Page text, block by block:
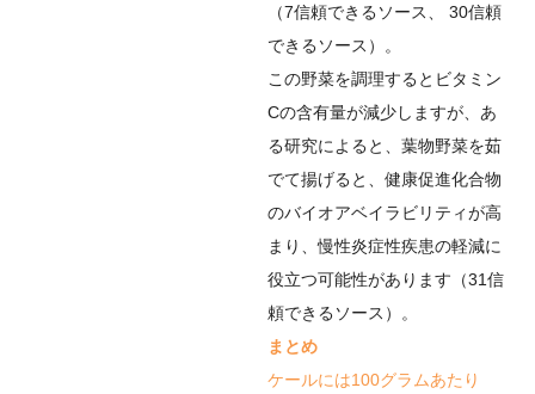
（7信頼できるソース 30信頼
できるソース ）。
この野菜を調理するとビタミン
Cの含有量が減少しますが、あ
る研究によると、葉物野菜を茹
でて揚げると、健康促進化合物
のバイオアベイラビリティが高
まり、慢性炎症性疾患の軽減に
役立つ可能性があります（31信
頼できるソース ）。
まとめ
ケールには100グラムあたり